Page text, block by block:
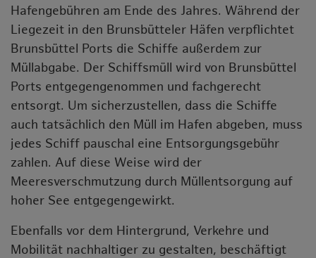
Hafengebühren am Ende des Jahres. Während der
Liegezeit in den Brunsbütteler Häfen verpflichtet
Brunsbüttel Ports die Schiffe außerdem zur
Müllabgabe. Der Schiffsmüll wird von Brunsbüttel
Ports entgegengenommen und fachgerecht
entsorgt. Um sicherzustellen, dass die Schiffe
auch tatsächlich den Müll im Hafen abgeben, muss
jedes Schiff pauschal eine Entsorgungsgebühr
zahlen. Auf diese Weise wird der
Meeresverschmutzung durch Müllentsorgung auf
hoher See entgegengewirkt.
Ebenfalls vor dem Hintergrund, Verkehre und
Mobilität nachhaltiger zu gestalten, beschäftigt